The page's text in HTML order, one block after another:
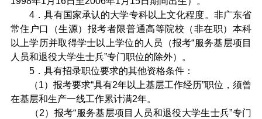
4．具有国家承认的大学专科以上文化程度。非广东省
常住户口（生源）报考者限普通高等院校（非在职）本科
以上学历并取得学士以上学位的人员（报考“服务基层项目
人员和退役大学生士兵”专门职位的除外）。
5．具有招录职位要求的其他资格条件：
（1）报考要求“具有2年以上基层工作经历”职位，须曾
在基层和生产一线工作累计满2年。
（2）报考“服务基层项目人员和退役大学生士兵”专门